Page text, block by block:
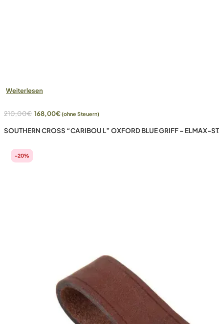
Weiterlesen
210,00€ Ursprünglicher
war:
168,00€Aktueller
ist:
(ohne Steuern)
SOUTHERN CROSS “CARIBOU L” OXFORD BLUE GRIFF – ELMAX-
-20%